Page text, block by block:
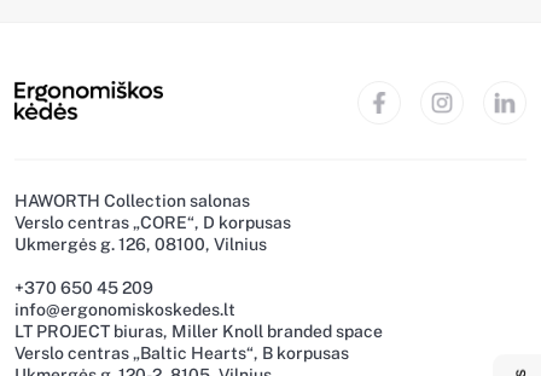
HAWORTH Collection salonas
Verslo centras „CORE“, D korpusas
Ukmergės g. 126, 08100, Vilnius
+370 650 45 209
info@ergonomiskoskedes.lt
LT PROJECT biuras, Miller Knoll branded space
Verslo centras „Baltic Hearts“, B korpusas